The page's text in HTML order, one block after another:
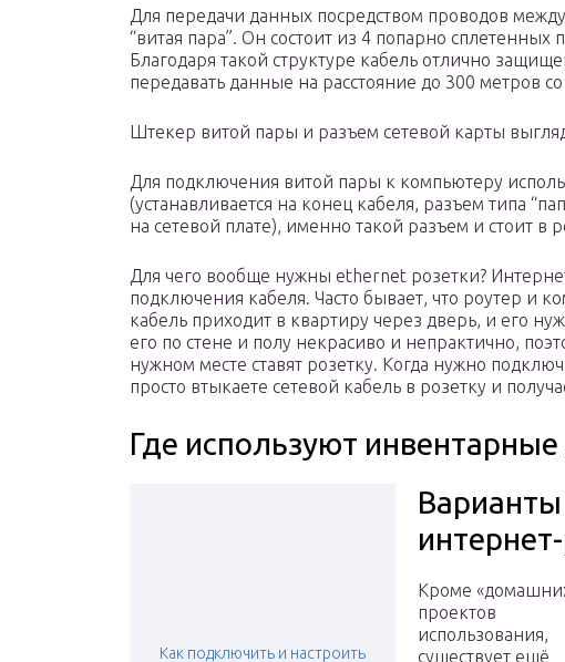
Для передачи данных посредством проводов
“витая пара”. Он состоит из 4 попарно
Благодаря такой структуре кабель отлично
передавать данные на расстояние до 300 метров
Штекер витой пары и разъем сетевой карты
Для подключения витой пары к компьютеру
(устанавливается на конец кабеля, разъем типа
на сетевой плате), именно такой разъем и стоит в
Для чего вообще нужны ethernet розетки?
подключения кабеля. Часто бывает, что роутер и
кабель приходит в квартиру через дверь, и его
его по стене и полу некрасиво и непрактично,
нужном месте ставят розетку. Когда нужно
просто втыкаете сетевой кабель в розетку и
Где используют инвентарные
Как подключить и настроить
Кроме
проектов
использования,
существует ещё